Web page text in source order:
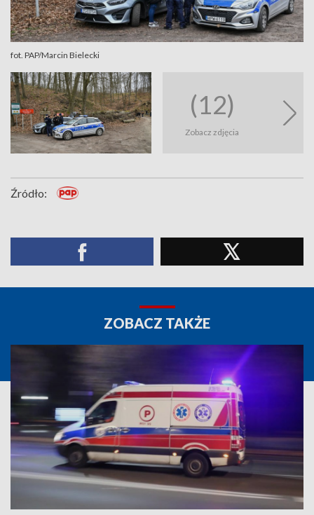
fot. PAP/Marcin Bielecki
(12)
Zobacz zdjęcia
Źródło:
ZOBACZ TAKŻE